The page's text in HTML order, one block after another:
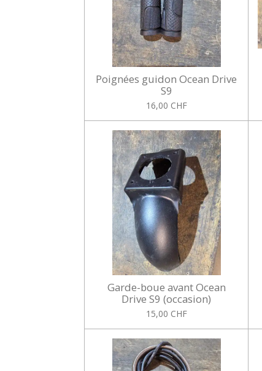
Poignées guidon Ocean Drive
S9
16,00 CHF
Garde-boue avant Ocean
Drive S9 (occasion)
15,00 CHF